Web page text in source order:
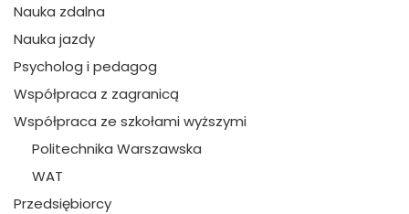
Nauka zdalna
Nauka jazdy
Psycholog i pedagog
Współpraca z zagranicą
Współpraca ze szkołami wyższymi
Politechnika Warszawska
WAT
Przedsiębiorcy